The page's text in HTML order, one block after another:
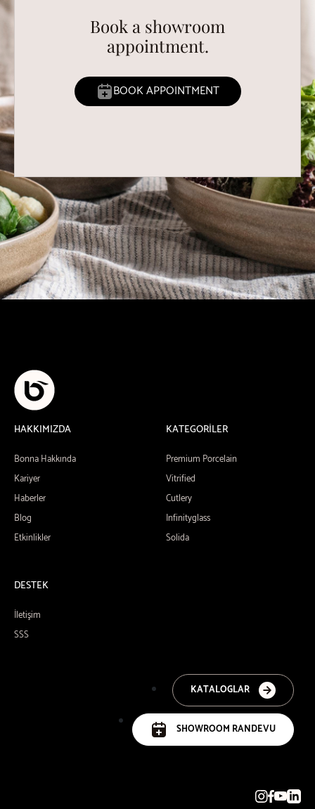
Book a showroom
appointment.
BOOK APPOINTMENT
HAKKIMIZDA
Bonna Hakkında
Kariyer
Haberler
Blog
Etkinlikler
KATEGORİLER
Premium Porcelain
Vitrified
Cutlery
Infinityglass
Solida
DESTEK
İletişim
SSS
KATALOGLAR
SHOWROOM RANDEVU